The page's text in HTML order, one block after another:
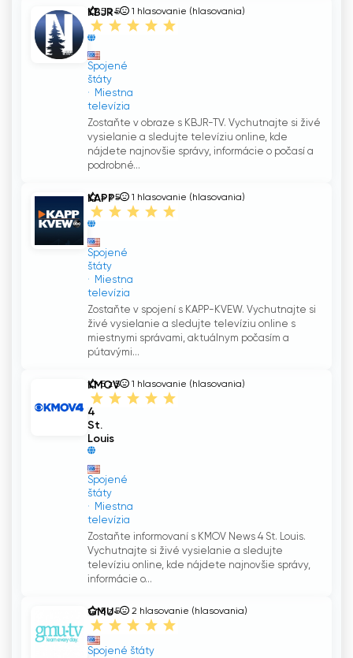
KBJR-
TV
Spojené
štáty
Miestna
televízia
5 z 5 1 hlasovanie (hlasovania)
Zostaňte v obraze s KBJR-TV. Vychutnajte si živé
vysielanie a sledujte televíziu online, kde
nájdete najnovšie správy, informácie o počasí a
podrobné...
KAPP-
KVEW
Spojené
štáty
Miestna
televízia
5 z 5 1 hlasovanie (hlasovania)
Zostaňte v spojení s KAPP-KVEW. Vychutnajte si
živé vysielanie a sledujte televíziu online s
miestnymi správami, aktuálnym počasím a
pútavými...
KMOV
News
4
St.
Louis
Spojené
štáty
Miestna
televízia
5 z 5 1 hlasovanie (hlasovania)
Zostaňte informovaní s KMOV News 4 St. Louis.
Vychutnajte si živé vysielanie a sledujte
televíziu online, kde nájdete najnovšie správy,
informácie o...
GMU-
TV
Spojené štáty
5 z 5 2 hlasovanie (hlasovania)